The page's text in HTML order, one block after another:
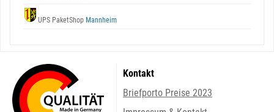
UPS PaketShop Mannheim
Kontakt
Briefporto Preise 2023